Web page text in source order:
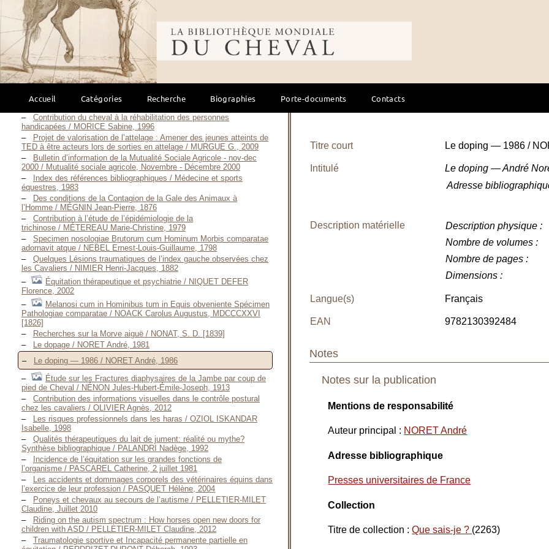
Bibliothèque mondiale du cheval
Accueil Catégories Recherche Biographies Porte-documents Contacts
Arte gymnastica — 4eédition / MERCURIALIS Jérôme, 1601
Arte gymnastica — 1672 / MERCURIALIS Jérôme, 1672
Fitness, Performance and the female equestrian / MIDKIFF Mary
D., 1996
À cheval aussi / MINGANT Daniel, Mars 2004
Le Sérum de cheval normal, son utilisation en
thérapeutique / MONGOUR Charles, 1912
Essai sur la Morve Aiguë / MONNERAT François-Philippe, 1842
L’équitation, ses effets physiologiques, psychiques et
Contribution du cheval à la réhabilitation des personnes
handicapées / MORICE Sabine, 1996
Projet de valorisation de l’attelage : Amener des jeunes atteints de
TED à être acteurs lors de sorties en attelage / MURGUE G., 2009
Bulletin d’information de la Mutualité Sociale Agricole - nov-dec
2000 / Mutualité sociale agricole, Novembre - Décembre 2000
Index des références bibliographiques / Médecine et sports
équestres, 1983
Des conditions de la Contagion de la Gale des Animaux à
l’Homme / MÉGNIN Jean-Pierre, 1876
Contribution à l’étude de l’épidémiologie de la
trichinose / MÉTEREAU Marie-Christine, 1979
Specimen nosologiae Brutorum cum Hominum Morbis comparatae
adornavit atque / NEBEL Ernest-Louis-Guillaume, 1798
Quelques Lésions traumatiques de l’index gauche observées chez
les Cavaliers / NIMIER Henri-Jacques, 1882
Équitation thérapeutique et psychiatrie / NIQUET DEFER
Florence, 2002
Melanosi cum in Hominibus tum in Equis obveniente Spécimen
Pathologiae comparatae / NOACK Carolus Augustus, MDCCCXXVI
[1826]
Recherches sur la Morve aiguë / NONAT, S. D. [1839]
Le dopage / NORET André, 1981
Le doping — 1986 / NORET André, 1986
Étude sur les Fractures diaphysaires de la Jambe par coup de
pied de Cheval / NÉNON Jules-Hubert-Émile-Joseph, 1913
Contribution des informations visuelles dans le contrôle postural
chez les cavaliers / OLIVIER Agnès, 2012
Les risques professionnels dans les haras / OZIOL ISKANDAR
Isabelle, 1998
Qualités thérapeutiques du lait de jument: réalité ou mythe?
Synthèse bibliographique / PALANDRI Nadège, 1992
Incidence de l’équitation sur les grandes fonctions de
l’organisme / PASCAREL Catherine, 2 juillet 1981
Les accidents et dommages corporels des vétérinaires équins dans
l’exercice de leur profession / PASQUET Hélène, 2004
Poneys et chevaux au secours de l’autisme / PELLETIER-MILET
Claudine, Juillet 2010
Riding on the autism spectrum : How horses open new doors for
children with ASD / PELLETIER-MILET Claudine, 2012
Traumatologie sportive et Incapacité permanente partielle en
Titre court Le doping — 1986 /
Intitulé Le doping — André
Adresse
Description matérielle Description physique :
Nombre de volumes :
Nombre de pages :
Dimensions :
Langue(s) Français
EAN 9782130392484
Notes
Notes sur la publication
Mentions de responsabilité
Auteur principal : NORET André
Adresse bibliographique
Presses universitaires de France
Collection
Titre de collection :Que sais-je ? (2263)